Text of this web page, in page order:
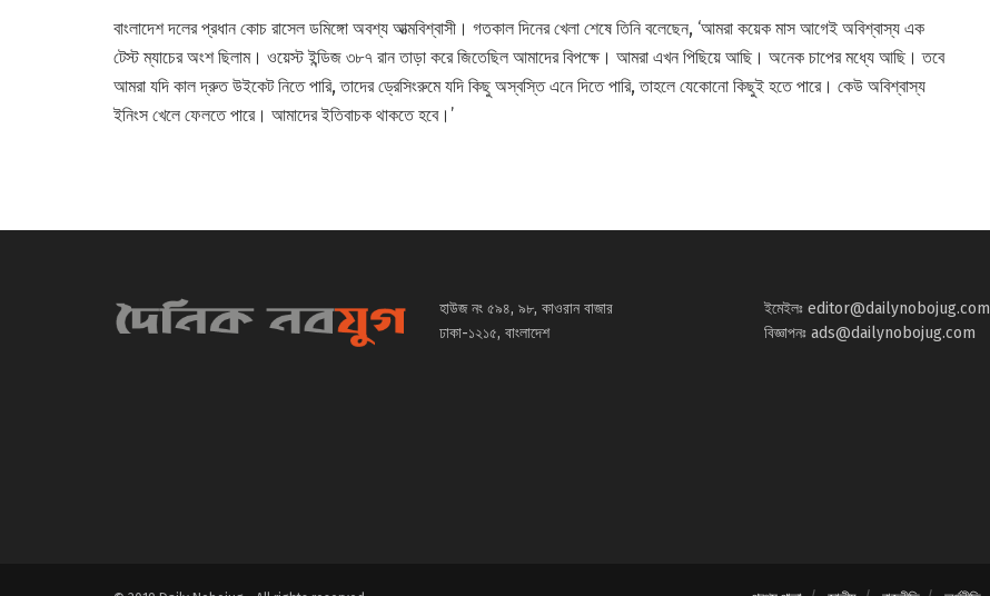
বাংলাদেশ দলের প্রধান কোচ রাসেল ডমিঙ্গো অবশ্য আত্মবিশ্বাসী। গতকাল দিনের খেলা শেষে তিনি বলেছেন, ‘আমরা কয়েক মাস আগেই অবিশ্বাস্য এক
টেস্ট ম্যাচের অংশ ছিলাম। ওয়েস্ট ইন্ডিজ ৩৮৭ রান তাড়া করে জিতেছিল আমাদের বিপক্ষে। আমরা এখন পিছিয়ে আছি। অনেক চাপের মধ্যে আছি। তবে
আমরা যদি কাল দ্রুত উইকেট নিতে পারি, তাদের ড্রেসিংরুমে যদি কিছু অস্বস্তি এনে দিতে পারি, তাহলে যেকোনো কিছুই হতে পারে। কেউ অবিশ্বাস্য
ইনিংস খেলে ফেলতে পারে। আমাদের ইতিবাচক থাকতে হবে।’
হাউজ নং ৫৯৪, ৯৮, কাওরান বাজার
ঢাকা-১২১৫, বাংলাদেশ
ইমেইলঃ editor@dailynobojug.com
বিজ্ঞাপনঃ ads@dailynobojug.com